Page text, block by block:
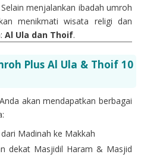
menjalankan ibadah umroh
menikmati wisata religi dan
Al Ula dan Thoif.
Plus Al Ula & Thoif 10
akan mendapatkan berbagai
Madinah ke Makkah
dekat Masjidil Haram & Masjid